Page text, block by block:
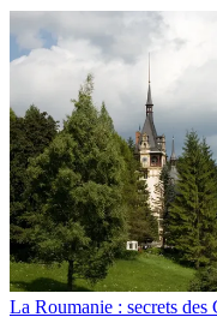
La Roumanie : secrets